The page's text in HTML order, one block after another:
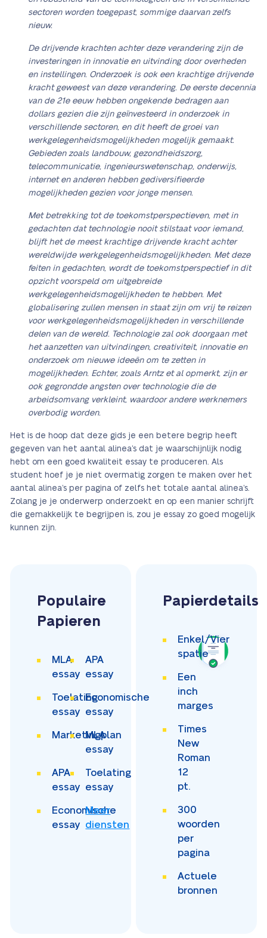
sectoren worden toegepast, sommige daarvan zelfs
nieuw.
De drijvende krachten achter deze verandering zijn de
investeringen in innovatie en uitvinding door overheden
en instellingen. Onderzoek is ook een krachtige drijvende
kracht geweest van deze verandering. De eerste decennia
van de 21e eeuw hebben ongekende bedragen aan
dollars gezien die zijn geïnvesteerd in onderzoek in
verschillende sectoren, en dit heeft de groei van
werkgelegenheidsmogelijkheden mogelijk gemaakt.
Gebieden zoals landbouw, gezondheidszorg,
telecommunicatie, ingenieurswetenschap, onderwijs,
internet en anderen hebben gediversifieerde
mogelijkheden gezien voor jonge mensen.
Met betrekking tot de toekomstperspectieven, met in
gedachten dat technologie nooit stilstaat voor iemand,
blijft het de meest krachtige drijvende kracht achter
wereldwijde werkgelegenheidsmogelijkheden. Met deze
feiten in gedachten, wordt de toekomstperspectief in dit
opzicht voorspeld om uitgebreide
werkgelegenheidsmogelijkheden te hebben. Met
globalisering zullen mensen in staat zijn om vrij te reizen
voor werkgelegenheidsmogelijkheden in verschillende
delen van de wereld. Technologie zal ook doorgaan met
het aanzetten van uitvindingen, creativiteit, innovatie en
onderzoek om nieuwe ideeën om te zetten in
mogelijkheden. Echter, zoals Arntz et al opmerkt, zijn er
ook gegrondde angsten over technologie die de
arbeidsomvang verkleint, waardoor andere werknemers
overbodig worden.
Het is de hoop dat deze gids je een betere begrip heeft
gegeven van het aantal alinea’s dat je waarschijnlijk nodig
hebt om een goed kwaliteit essay te produceren. Als
student hoef je je niet overmatig zorgen te maken over het
aantal alinea’s per pagina of zelfs het totale aantal alinea’s.
Zolang je je onderwerp onderzoekt en op een manier schrijft
die gemakkelijk te begrijpen is, zou je essay zo goed mogelijk
kunnen zijn.
Populaire
Papieren
MLA
essay
APA
essay
Toelating
essay
Economische
essay
Marketingplan
MLA
essay
APA
essay
Toelating
essay
Economische
essay
Meer
diensten
Papierdetails
Enkel/Vier
spatie
Een
inch
marges
Times
New
Roman
12
pt.
300
woorden
per
pagina
Actuele
bronnen